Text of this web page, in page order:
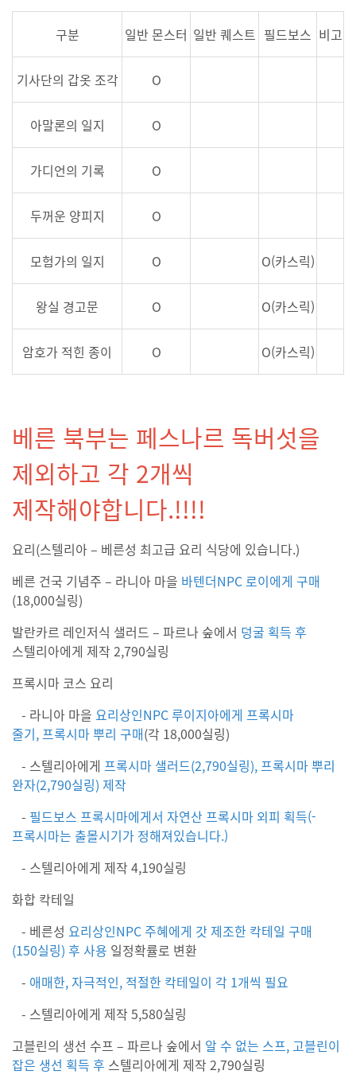
구분 일반 몬스터 일반 퀘스트 필드보스 비고
기사단의 갑옷 조각 O
아말론의 일지 O
가디언의 기록 O
두꺼운 양피지 O
모험가의 일지 O O(카스릭)
왕실 경고문 O O(카스릭)
암호가 적힌 종이 O O(카스릭)
베른 북부는 페스나르 독버섯을
제외하고 각 2개씩
제작해야합니다.!!!!
요리(스텔리아 – 베른성 최고급 요리 식당에 있습니다.)
베른 건국 기념주 – 라니아 마을 바텐더NPC로이에게 구매
(18,000실링)
발란카르 레인저식 샐러드 – 파르나 숲에서 덩굴 획득 후
스텔리아에게 제작 2,790실링
프록시마 코스 요리
- 라니아 마을 요리상인NPC루이지아에게 프록시마
줄기,프록시마 뿌리 구매(각 18,000실링)
- 스텔리아에게 프록시마 샐러드(2,790실링),프록시마 뿌리
완자(2,790실링) 제작
- 필드보스 프록시마에게서 자연산 프록시마 외피 획득(-
프록시마는 출몰시기가 정해져있습니다.)
- 스텔리아에게 제작 4,190실링
화합 칵테일
- 베른성 요리상인NPC주혜에게 갓 제조한 칵테일 구매
(150실링) 후 사용 일정확률로 변환
- 애매한,자극적인, 적절한 칵테일이 각 1개씩 필요
- 스텔리아에게 제작 5,580실링
고블린의 생선 수프 – 파르나 숲에서 알 수 없는 스프,고블린이
잡은 생선 획득 후 스텔리아에게 제작 2,790실링